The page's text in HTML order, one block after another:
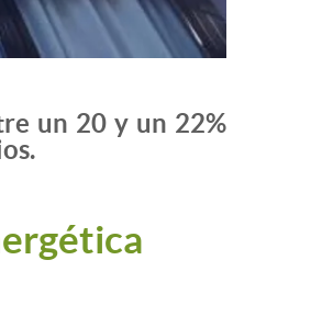
un 20 y un 22%